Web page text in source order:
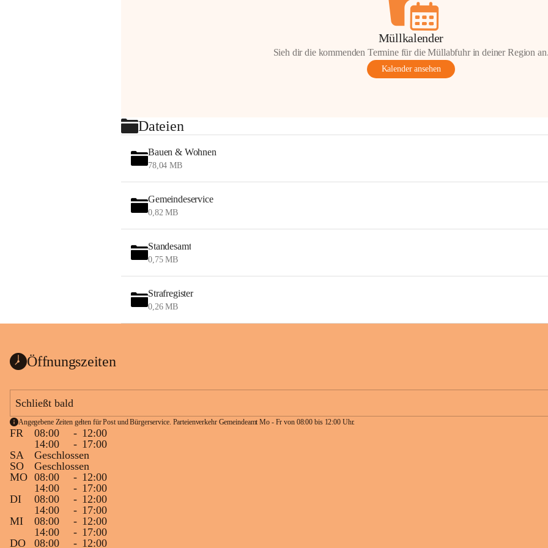
Müllkalender
Sieh dir die kommenden Termine für die Müllabfuhr in deiner Region
Kalender ansehen
Dateien
Bauen & Wohnen
78,04 MB
Gemeindeservice
0,82 MB
Standesamt
0,75 MB
Strafregister
0,26 MB
Öffnungszeiten
Schließt bald
Angegebene Zeiten gelten für Post und Bürgerservice. Parteienverkehr Gemeindeamt Mo - Fr von 08:00 bis 12:00 Uhr.
FR 08:00 - 12:00
14:00
- 17:00
SA
Geschlossen
SO
Geschlossen
MO 08:00 - 12:00
14:00
- 17:00
DI
08:00 - 12:00
14:00
- 17:00
MI
08:00 - 12:00
14:00
- 17:00
DO
08:00 - 12:00